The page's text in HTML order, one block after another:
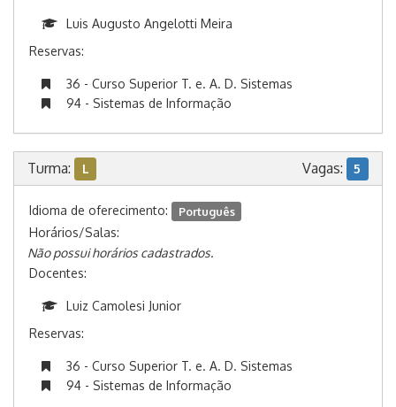
Luis Augusto Angelotti Meira
Reservas:
36 - Curso Superior T. e. A. D. Sistemas
94 - Sistemas de Informação
Turma: L Vagas: 5
Idioma de oferecimento: Português
Horários/Salas:
Não possui horários cadastrados.
Docentes:
Luiz Camolesi Junior
Reservas:
36 - Curso Superior T. e. A. D. Sistemas
94 - Sistemas de Informação